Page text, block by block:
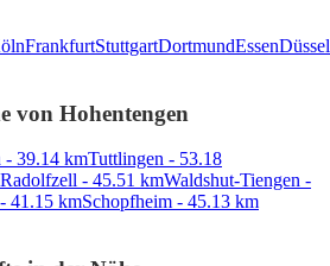
FrankfurtStuttgartDortmundEssen
von Hohentengen
- 39.14 kmTuttlingen - 53.18
Radolfzell - 45.51 kmWaldshut-Tiengen -
41.15 kmSchopfheim - 45.13 km